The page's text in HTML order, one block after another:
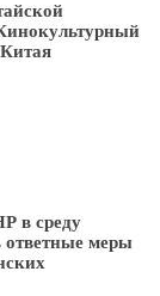
в среду
ответные меры